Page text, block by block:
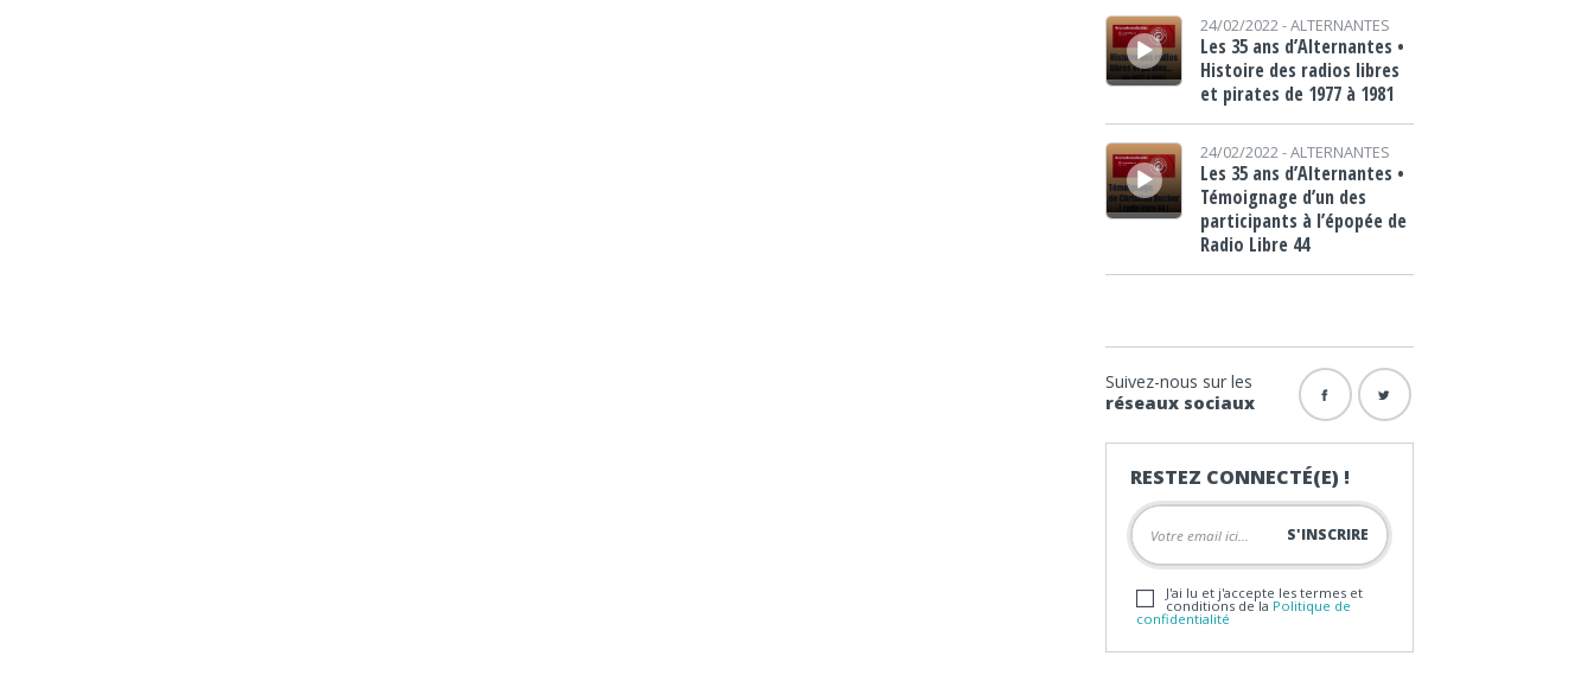
Lecteur audio
24/02/2022 -ALTERNANTES
Les 35 ans d’Alternantes •
Histoire des radios libres
et pirates de 1977 à 1981
Lecteur audio
24/02/2022 -ALTERNANTES
Les 35 ans d’Alternantes •
Témoignage d’un des
participants à l’épopée de
Radio Libre 44
Suivez-nous sur les
réseaux sociaux
RESTEZ CONNECTÉ(E) !
J'ai lu et j'accepte les termes et
conditions de la Politique de
confidentialité